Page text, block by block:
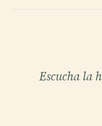
Escucha la